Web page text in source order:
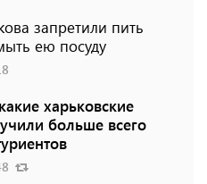
запретили пить
ею посуду
харьковские
больше всего